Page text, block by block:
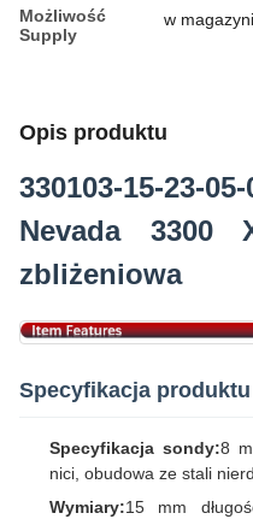
Możliwość
Supply
w
Opis produktu
330103-15-
Nevada
zbliżeniowa
Specyfikacja produktu
Specyfikacja sondy:8
nici, obudowa ze stali
Wymiary:15 mm